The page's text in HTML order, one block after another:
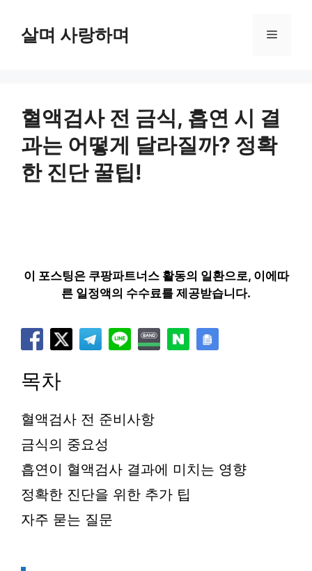
살며 사랑하며 메
혈액검사 전 금식, 흡연 시 결
과는 어떻게 달라질까? 정확
한 진단 꿀팁!
이 포스팅은 쿠팡파트너스 활동의 일환으로, 이에따
른 일정액의 수수료를 제공받습니다.
목차
혈액검사 전 준비사항
금식의 중요성
흡연이 혈액검사 결과에 미치는 영향
정확한 진단을 위한 추가 팁
자주 묻는 질문